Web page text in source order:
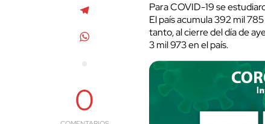
0
Para COVID-19 se
El país acumula 392 mil
tanto, al cierre del día de
3 mil 973 en el país.